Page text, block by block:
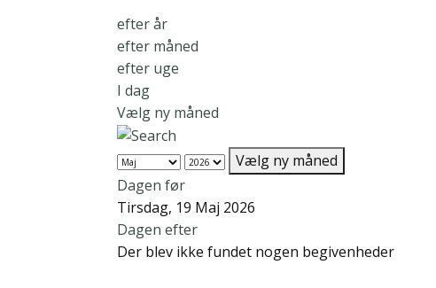
efter år
efter måned
efter uge
I dag
Vælg ny måned
Vælg ny måned
Dagen før
Tirsdag, 19 Maj 2026
Dagen efter
Der blev ikke fundet nogen begivenheder